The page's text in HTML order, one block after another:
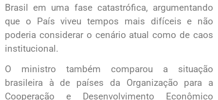
Brasil em uma fase catastrófica, argumentando
que o País viveu tempos mais difíceis e não
poderia considerar o cenário atual como de caos
institucional.
O ministro também comparou a situação
brasileira à de países da Organização para a
Cooperação e Desenvolvimento Econômico